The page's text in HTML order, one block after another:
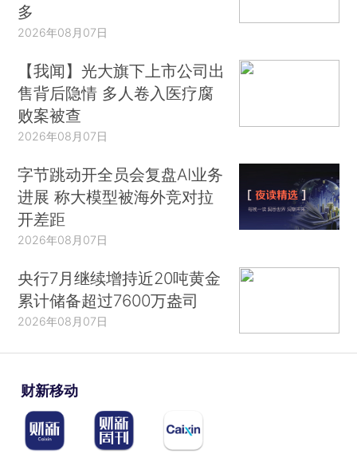
多
2026年08月07日
【我闻】光大旗下上市公司出
售背后隐情 多人卷入医疗腐
败案被查
2026年08月07日
字节跳动开全员会复盘AI业务
进展 称大模型被海外竞对拉
开差距
2026年08月07日
央行7月继续增持近20吨黄金
累计储备超过7600万盎司
2026年08月07日
财新移动